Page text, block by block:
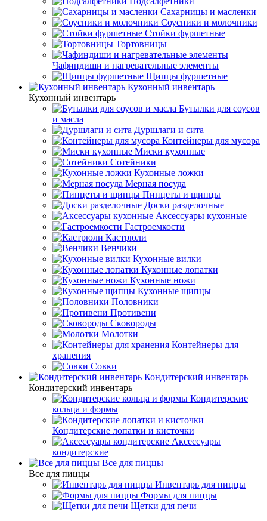
Сахарницы и масленки
Соусники и молочники
Стойки фуршетные
Тортовницы
Чафиндиши и нагревательные элементы
Щипцы фуршетные
Кухонный инвентарь
Кухонный инвентарь
Бутылки для соусов
и масла
Дуршлаги и сита
Контейнеры для мусора
Миски кухонные
Сотейники
Кухонные ложки
Мерная посуда
Пинцеты и щипцы
Доски разделочные
Аксессуары кухонные
Гастроемкости
Кастрюли
Венчики
Кухонные вилки
Кухонные лопатки
Кухонные ножи
Кухонные щипцы
Половники
Противени
Сковороды
Молотки
Контейнеры для
хранения
Совки
Кондитерский инвентарь
Кондитерский инвентарь
Кондитерские
кольца и формы
Кондитерские лопатки и кисточки
Аксессуары
кондитерские
Все для пиццы
Все для пиццы
Инвентарь для пиццы
Формы для пиццы
Щетки для печи